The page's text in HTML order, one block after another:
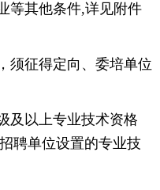
等其他条件,详见附件
须征得定向、委培单位
及以上专业技术资格
聘单位设置的专业技